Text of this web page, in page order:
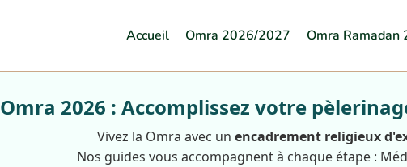
Accueil Omra 2026/2027 Omra Ramadan
Omra 2026 : Accomplissez votre
Vivez la Omra avec un encadrement religieux
Nos guides vous accompagnent à chaque étape :